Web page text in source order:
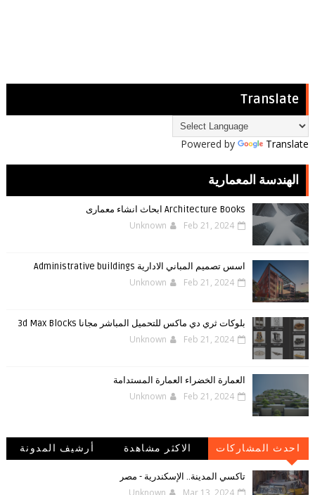
Translate
Powered by Translate
الهندسة المعمارية
Architecture Books ابحاث انشاء معمارى
Unknown Feb 21, 2024
اسس تصميم المباني الادارية Administrative buildings
Unknown Feb 21, 2024
بلوكات ثري دي ماكس للتحميل المباشر مجانا 3d Max Blocks
Unknown Feb 21, 2024
العمارة الخضراء العمارة المستدامة
Unknown Feb 21, 2024
احدث المشاركات الاكثر مشاهدة
أرشيف المدونة
تاكسي المدينة.. الإسكندرية - مصر
Unknown Mar 13, 2024